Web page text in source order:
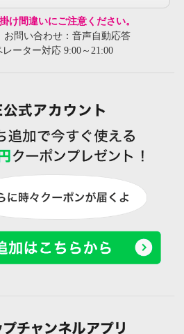
け間違いにご注意ください。
お問い合わせ：音声自動応答
ーター対応 9:00～21:00